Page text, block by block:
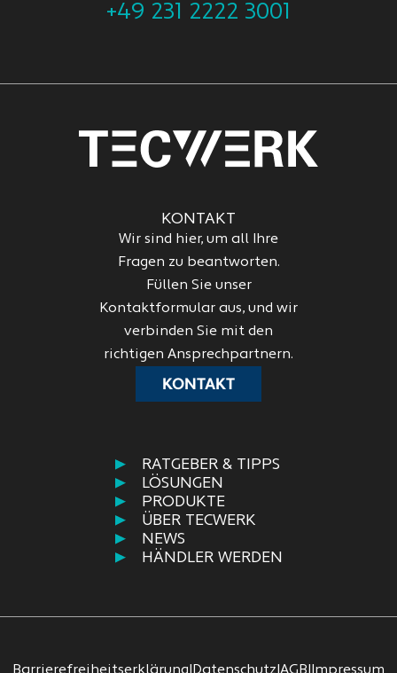
+49 231 2222 3001
RATGEBER & TIPPS
LÖSUNGEN
PRODUKTE
ÜBER TECWERK
NEWS
HÄNDLER WERDEN
KONTAKT
Wir sind hier, um all Ihre
Fragen zu beantworten.
Füllen Sie unser
Kontaktformular aus, und wir
verbinden Sie mit den
richtigen Ansprechpartnern.
KONTAKT